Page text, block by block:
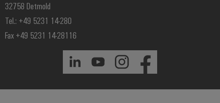
32758 Detmold
Tel.: +49 5231 14-280
Fax +49 5231 14-28116